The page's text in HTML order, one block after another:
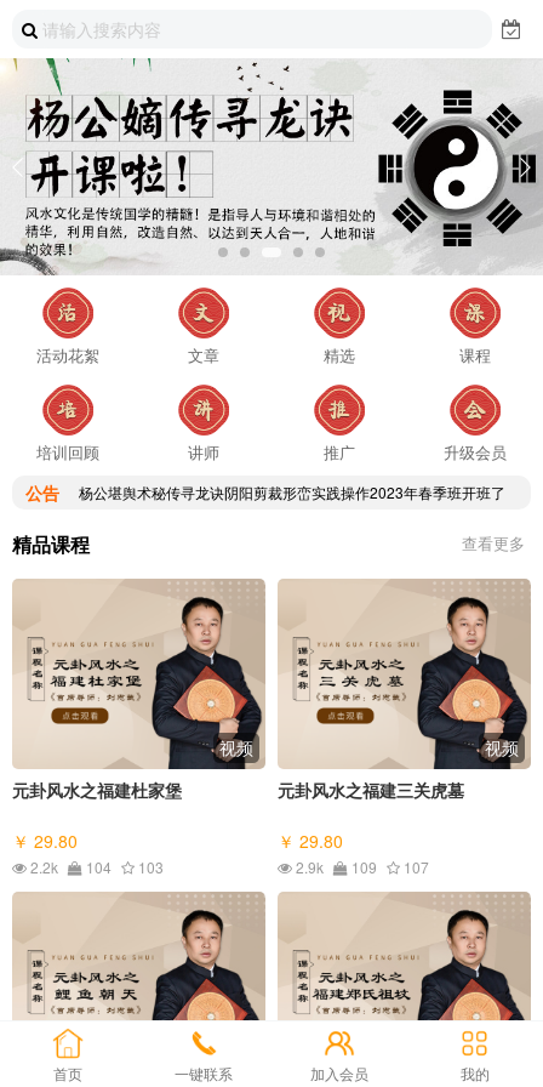
活动花絮 文章 精选 课程
培训回顾 讲师 推广 升级会员
公告
杨公堪舆术秘传寻龙诀阴阳剪裁形峦实践操作2023年春季班开班了
杨公堪舆术秘传寻龙诀阴阳剪裁形峦实践操作2023年春季班开班了
杨公堪舆术秘传寻龙诀阴阳剪裁形峦实践操作2023年春季班开班了
精品课程 查看更多
视频
元卦风水之福建杜家堡
￥ 29.80
2.2k 104 103
视频
元卦风水之福建三关虎墓
￥ 29.80
2.9k 109 107
视频
首页 一键联系 加入会员 我的